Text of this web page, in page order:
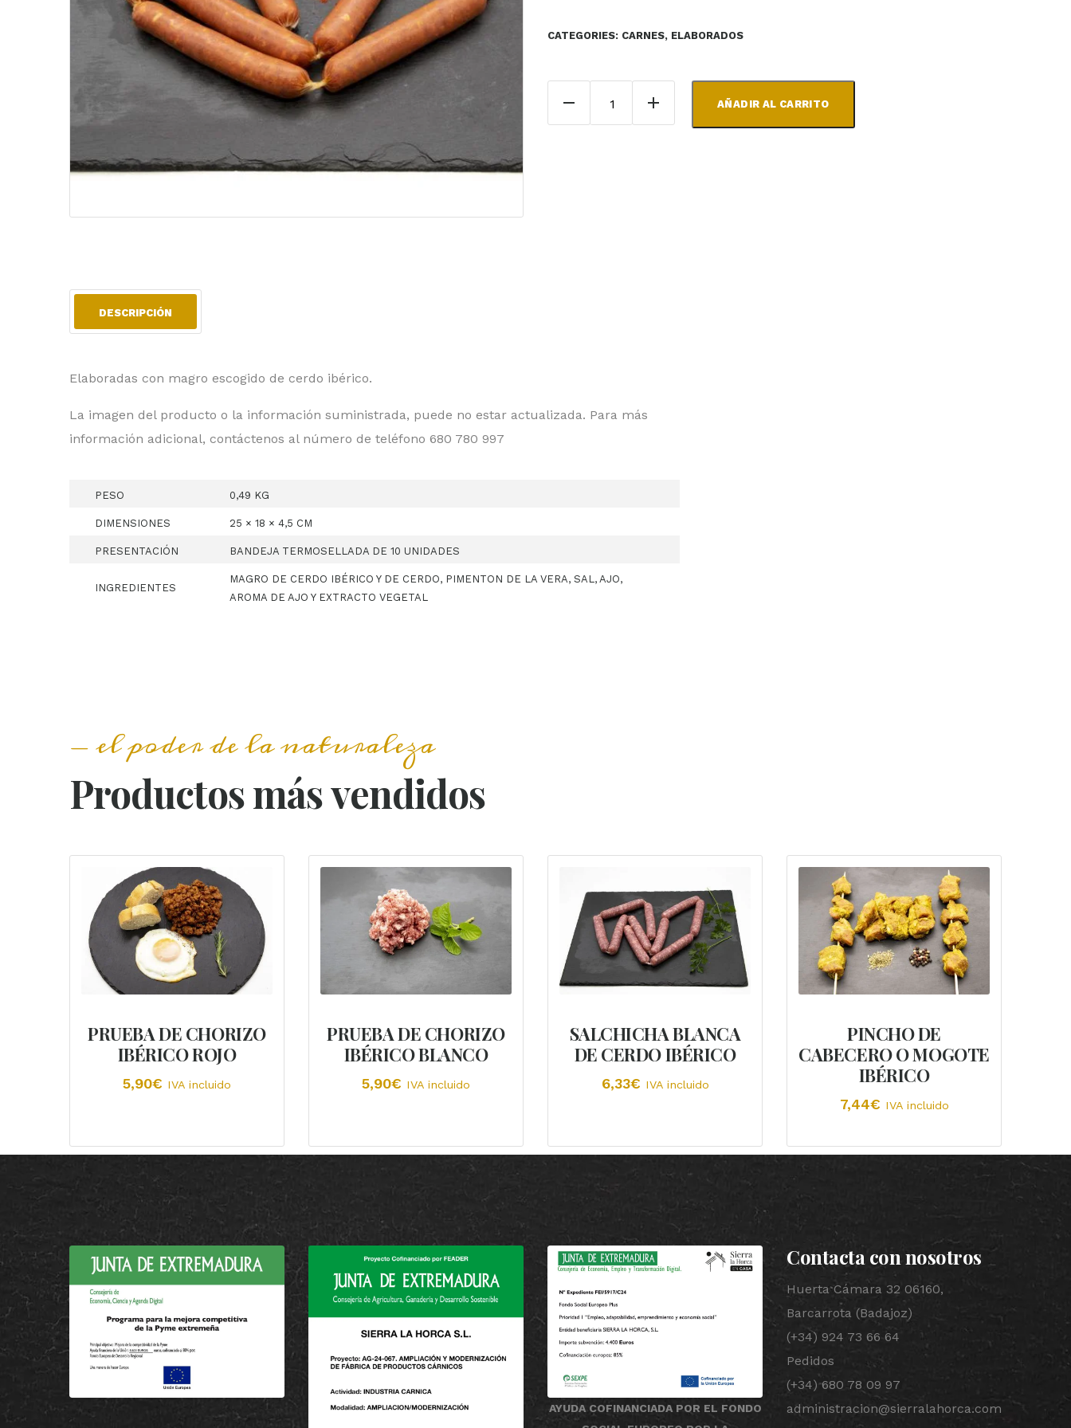
CATEGORIES: CARNES, ELABORADOS
AÑADIR AL CARRITO
DESCRIPCIÓN
Elaboradas con magro escogido de cerdo ibérico.
La imagen del producto o la información suministrada, puede no estar actualizada. Para más
información adicional, contáctenos al número de teléfono 680 780 997
PESO 0,49 KG
DIMENSIONES 25 × 18 × 4,5 CM
PRESENTACIÓN BANDEJA TERMOSELLADA DE 10 UNIDADES
INGREDIENTES
MAGRO DE CERDO IBÉRICO Y DE CERDO, PIMENTON DE LA VERA, SAL, AJO,
AROMA DE AJO Y EXTRACTO VEGETAL
el poder de la naturaleza
Productos más vendidos
PRUEBA DE CHORIZO
IBÉRICO ROJO
5,90€ IVA incluido
PRUEBA DE CHORIZO
IBÉRICO BLANCO
5,90€ IVA incluido
SALCHICHA BLANCA
DE CERDO IBÉRICO
6,33€ IVA incluido
PINCHO DE
CABECERO O MOGOTE
IBÉRICO
7,44€ IVA incluido
AYUDA COFINANCIADA POR EL FONDO
Contacta con nosotros
Huerta Cámara 32 06160,
Barcarrota (Badajoz)
(+34) 924 73 66 64
Pedidos
(+34) 680 78 09 97
administracion@sierralahorca.com